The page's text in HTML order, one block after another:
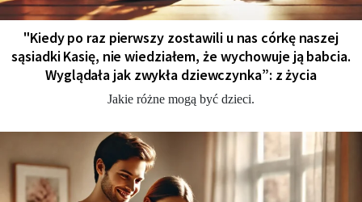
"Kiedy po raz pierwszy zostawili u nas córkę naszej
sąsiadki Kasię, nie wiedziałem, że wychowuje ją babcia.
Wyglądała jak zwykła dziewczynka”: z życia
Jakie różne mogą być dzieci.